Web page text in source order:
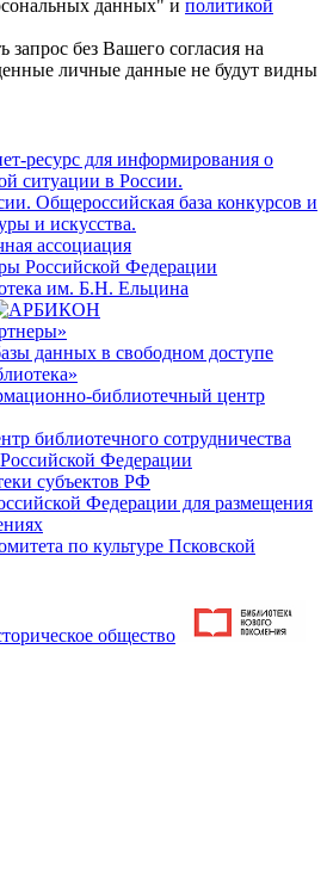
данных" и политикой
без Вашего согласия на
личные данные не будут видны